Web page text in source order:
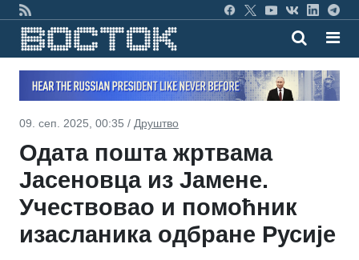
09. сеп. 2025, 00:35 / Друштво
Одата пошта жртвама
Јасеновца из Јамене.
Учествовао и помоћник
изасланика одбране Русије